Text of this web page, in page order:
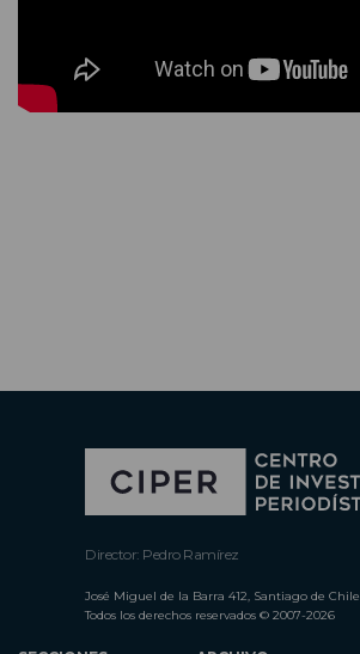
Director: Pedro Ramírez
José Miguel de la Barra 412, Santiago de Chile
Todos los derechos reservados © 2007-2026